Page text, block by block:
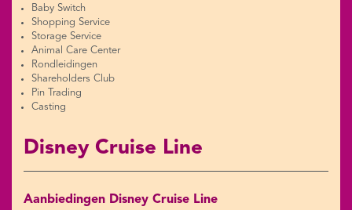
Baby Switch
Shopping Service
Storage Service
Animal Care Center
Rondleidingen
Shareholders Club
Pin Trading
Casting
Disney Cruise Line
Aanbiedingen Disney Cruise Line